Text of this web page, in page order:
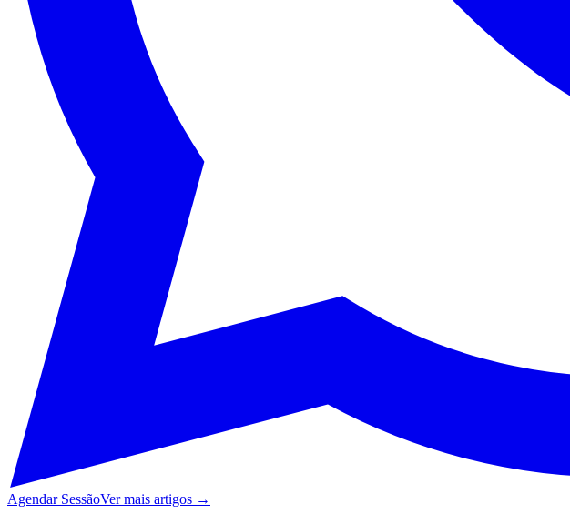
Agendar SessãoVer mais artigos →